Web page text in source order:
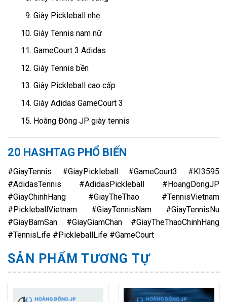
Giày Pickleball nhẹ
Giày Tennis nam nữ
GameCourt 3 Adidas
Giày Tennis bền
Giày Pickleball cao cấp
Giày Adidas GameCourt 3
Hoàng Đông JP giày tennis
20 HASHTAG PHỔ BIẾN
#GiayTennis #GiayPickleball #GameCourt3 #KI3595
#AdidasTennis #AdidasPickleball #HoangDongJP
#GiayChinhHang #GiayTheThao #TennisVietnam
#PickleballVietnam #GiayTennisNam #GiayTennisNu
#GiayBamSan #GiayGiamChan #GiayTheThaoChinhHang
#TennisLife #PickleballLife #GameCourt
SẢN PHẨM TƯƠNG TỰ